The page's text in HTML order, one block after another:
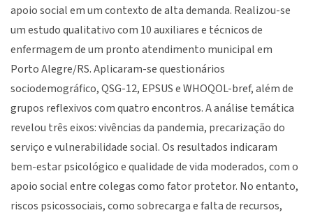
apoio social em um contexto de alta demanda. Realizou-se
um estudo qualitativo com 10 auxiliares e técnicos de
enfermagem de um pronto atendimento municipal em
Porto Alegre/RS. Aplicaram-se questionários
sociodemográfico, QSG-12, EPSUS e WHOQOL-bref, além de
grupos reflexivos com quatro encontros. A análise temática
revelou três eixos: vivências da pandemia, precarização do
serviço e vulnerabilidade social. Os resultados indicaram
bem-estar psicológico e qualidade de vida moderados, com o
apoio social entre colegas como fator protetor. No entanto,
riscos psicossociais, como sobrecarga e falta de recursos,